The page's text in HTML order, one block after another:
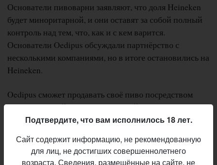
Основатели пивоварни заявляют, что доля Heineken
будет миноритарной, и они оставят за собой полный
контроль над тем, что, как и с кем варится.
Основатели Oedipus обсуждали партнёрство с
несколькими компаниями, но в итоге остановились на
Heineken.
Oedipus сможет продавать своё пиво посредством
международной дистрибьюторской сети Heineken. Но
самое главное — партнёрство даст им средства на
контракту, а в 2015-м у них появилась своя
пивоварня. Но в ближайшие годы её придётся
Подтвердите, что вам исполнилось 18 лет.
Сайт содержит информацию, не рекомендованную
для лиц, не достигших совершеннолетнего
возраста. Сведения, размещённые на сайте, не